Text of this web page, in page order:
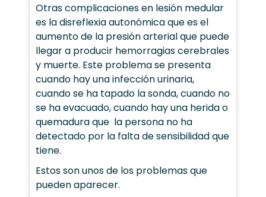
Otras complicaciones en lesión medular
es la disreflexia autonómica que es el
aumento de la presión arterial que puede
llegar a producir hemorragias cerebrales
y muerte. Este problema se presenta
cuando hay una infección urinaria,
cuando se ha tapado la sonda, cuando no
se ha evacuado, cuando hay una herida o
quemadura que la persona no ha
detectado por la falta de sensibilidad que
tiene.
Estos son unos de los problemas que
pueden aparecer.